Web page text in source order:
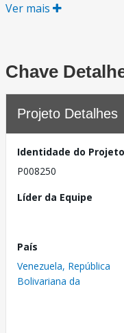
Ver mais
Chave
Projeto Detalhes
Identidade do Projeto
P008250
Líder da Equipe
País
Venezuela, República
Bolivariana da